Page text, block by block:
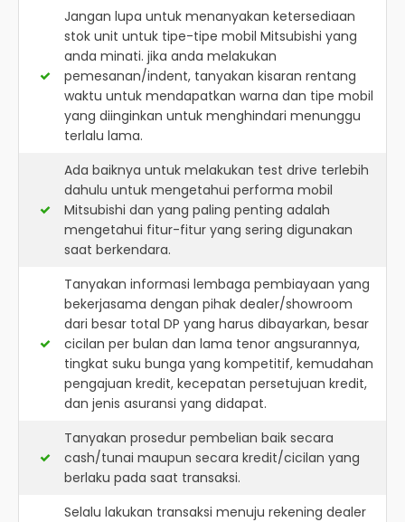
Jangan lupa untuk menanyakan ketersediaan
stok unit untuk tipe-tipe mobil Mitsubishi yang
anda minati. jika anda melakukan
pemesanan/indent, tanyakan kisaran rentang
waktu untuk mendapatkan warna dan tipe mobil
yang diinginkan untuk menghindari menunggu
terlalu lama.
Ada baiknya untuk melakukan test drive terlebih
dahulu untuk mengetahui performa mobil
Mitsubishi dan yang paling penting adalah
mengetahui fitur-fitur yang sering digunakan
saat berkendara.
Tanyakan informasi lembaga pembiayaan yang
bekerjasama dengan pihak dealer/showroom
dari besar total DP yang harus dibayarkan, besar
cicilan per bulan dan lama tenor angsurannya,
tingkat suku bunga yang kompetitif, kemudahan
pengajuan kredit, kecepatan persetujuan kredit,
dan jenis asuransi yang didapat.
Tanyakan prosedur pembelian baik secara
cash/tunai maupun secara kredit/cicilan yang
berlaku pada saat transaksi.
Selalu lakukan transaksi menuju rekening dealer